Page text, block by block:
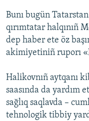
Bunı bugün
qırımtatar halqınıñ
dep haber ete öz
akimiyetiniñ ruporı
Halikovnıñ aytqanı
saasında da yardım
sağlıq saqlavda –
tehnologik tibbiy